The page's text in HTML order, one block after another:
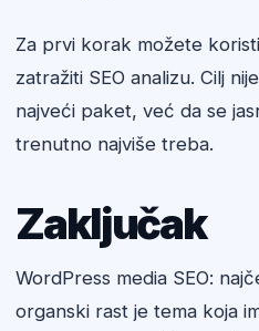
Za prvi korak možete
zatražiti SEO analizu. Cilj
najveći paket, već da se
trenutno najviše treba.
Zaključak
WordPress media SEO:
organski rast je tema koja